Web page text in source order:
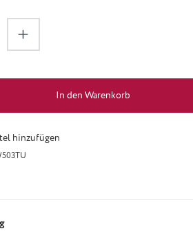
Gib den
In den Warenkorb
hinzufügen